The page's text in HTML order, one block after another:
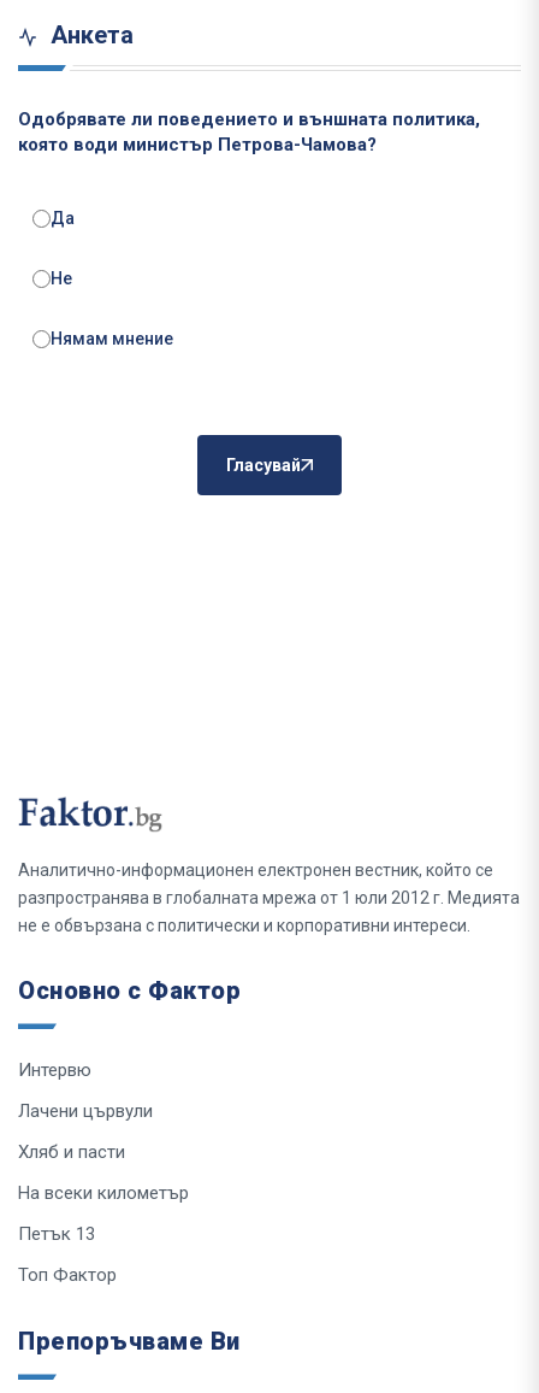
Анкета
Одобрявате ли поведението и външната политика,
която води министър Петрова-Чамова?
Да
Не
Нямам мнение
Гласувай
Аналитично-информационен електронен вестник, който се
разпространява в глобалната мрежа от 1 юли 2012 г. Медията
не е обвързана с политически и корпоративни интереси.
Основно с Фактор
Интервю
Лачени цървули
Хляб и пасти
На всеки километър
Петък 13
Топ Фактор
Препоръчваме Ви